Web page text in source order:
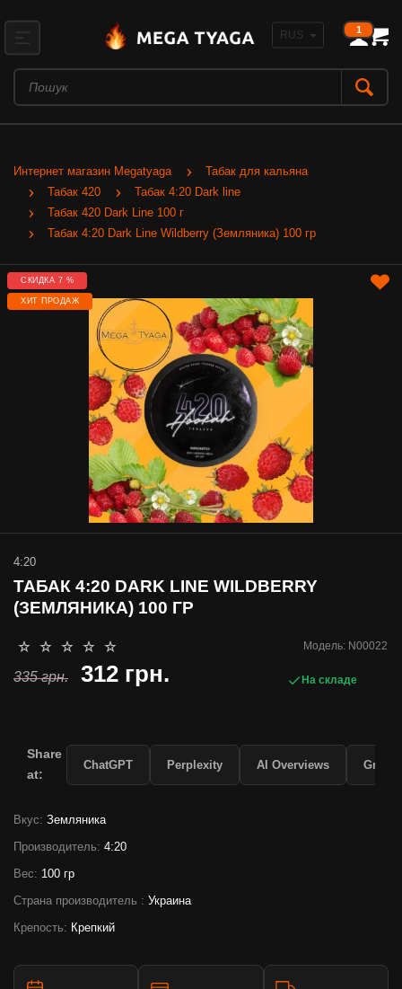
1
Интернет магазин Megatyaga
Табак для кальяна
Табак 420
Табак 4:20 Dark line
Табак 420 Dark Line 100 г
Табак 4:20 Dark Line Wildberry (Земляника) 100 гр
СКИДКА 7 %
ХИТ ПРОДАЖ
Модель: N00022
4:20
ТАБАК 4:20 DARK LINE WILDBERRY
(ЗЕМЛЯНИКА) 100 ГР
На складе
335 грн. 312 грн.
Вкус: Земляника
Производитель: 4:20
Вес: 100 гр
Страна производитель : Украина
Крепость: Крепкий
Share
at:
ChatGPT Perplexity AI Overviews Grok